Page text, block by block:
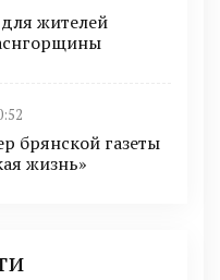
жителей
брянской газеты
жизнь»